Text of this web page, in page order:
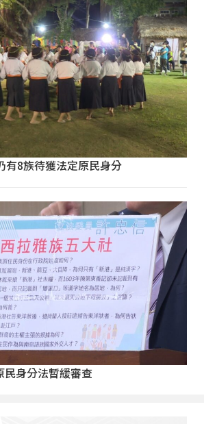
有8族待獲法定原民身分
民身分法暫緩審查